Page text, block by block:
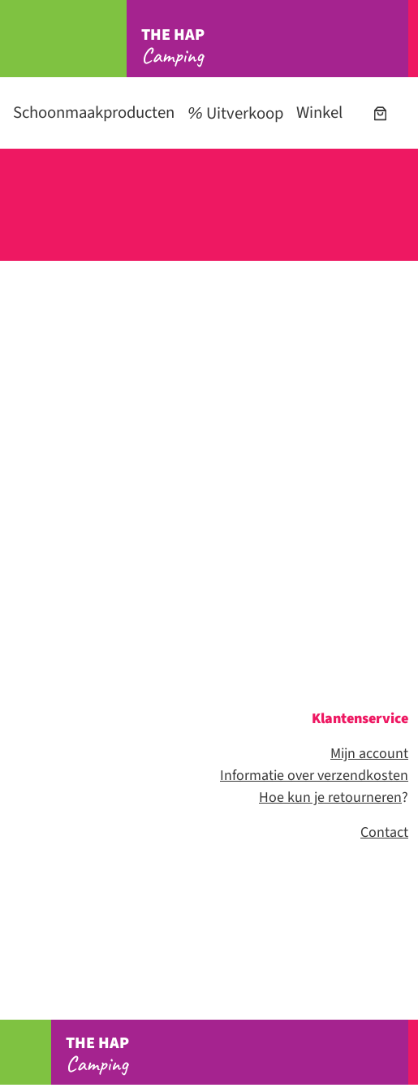
THE HAP
Camping
Schoonmaakproducten Uitverkoop Winkel
Klantenservice
Mijn account
Informatie over verzendkosten
Hoe kun je retourneren?
Contact
THE HAP
Camping